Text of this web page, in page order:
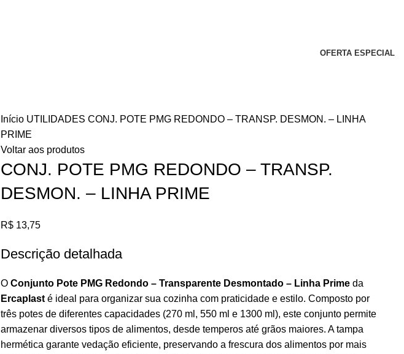
OFERTA ESPECIAL
Início UTILIDADES CONJ. POTE PMG REDONDO – TRANSP. DESMON. – LINHA
PRIME
Voltar aos produtos
CONJ. POTE PMG REDONDO – TRANSP.
DESMON. – LINHA PRIME
R$ 13,75
Descrição detalhada
O Conjunto Pote PMG Redondo – Transparente Desmontado – Linha Prime da
Ercaplast é ideal para organizar sua cozinha com praticidade e estilo. Composto por
três potes de diferentes capacidades (270 ml, 550 ml e 1300 ml), este conjunto permite
armazenar diversos tipos de alimentos, desde temperos até grãos maiores. A tampa
hermética garante vedação eficiente, preservando a frescura dos alimentos por mais